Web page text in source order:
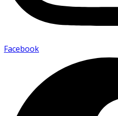
Facebook